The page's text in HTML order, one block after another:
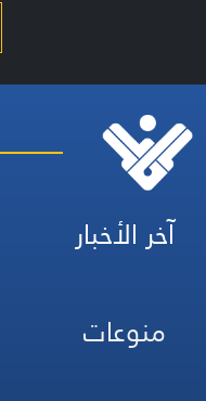
آخر الأخبار
منوعات